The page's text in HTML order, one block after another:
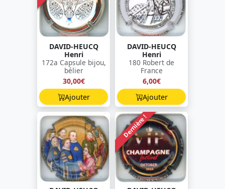
DAVID-HEUCQ
Henri
172a Capsule bijou,
bélier
30,00€
Ajouter
DAVID-HEUCQ
Henri
180 Robert de
France
6,00€
Ajouter
Dernière !